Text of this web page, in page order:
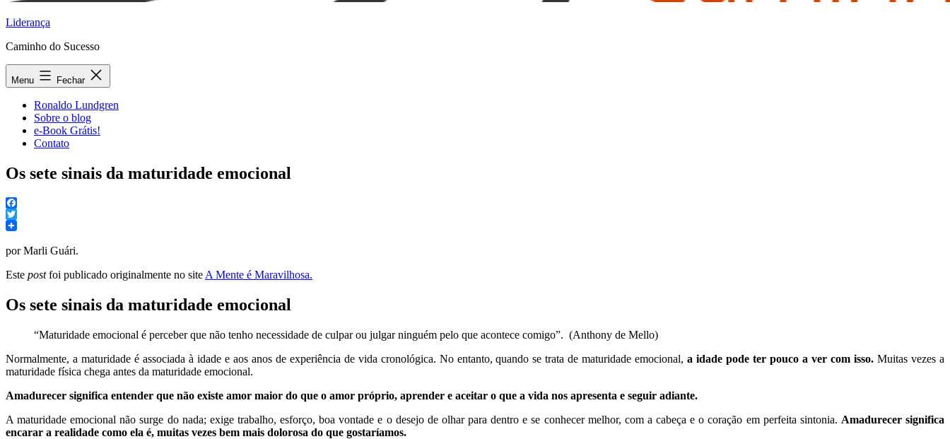
Liderança
Caminho do Sucesso
Menu Fechar
Ronaldo Lundgren
Sobre o blog
e-Book Grátis!
Contato
Os sete sinais da maturidade emocional
Facebook
Twitter
por Marli Guári.
Este postfoi publicado originalmente no site A Mente é Maravilhosa.
Os sete sinais da maturidade emocional
“Maturidade emocional é perceber que não tenho necessidade de culpar ou julgar ninguém pelo que acontece comigo”. (Anthony de Mello)
Normalmente, a maturidade é associada à idade e aos anos de experiência de vida cronológica. No entanto, quando se trata de maturidade emocional,a idade pode ter pouco a ver com isso. Muitas vezes a
maturidade física chega antes da maturidade emocional.
Amadurecer significa entender que não existe amor maior do que o amor próprio, aprender e aceitar o que a vida nos apresenta e seguir adiante.
A maturidade emocional não surge do nada; exige trabalho, esforço, boa vontade e o desejo de olhar para dentro e se conhecer melhor, com a cabeça e o coração em perfeita sintonia. Amadurecer significa
encarar a realidade como ela é, muitas vezes bem mais dolorosa do que gostaríamos.